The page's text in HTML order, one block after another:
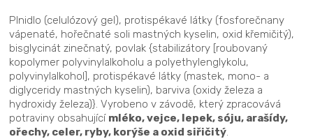
Plnidlo (celulózový gel), protispékavé látky (fosforečnany
vápenaté, hořečnaté soli mastných kyselin, oxid křemičitý),
bisglycinát zinečnatý, povlak {stabilizátory [roubovaný
kopolymer polyvinylalkoholu a polyethylenglykolu,
polyvinylalkohol], protispékavé látky (mastek, mono- a
diglyceridy mastných kyselin), barviva (oxidy železa a
hydroxidy železa)}. Vyrobeno v závodě, který zpracovává
potraviny obsahující mléko, vejce, lepek, sóju, arašídy,
ořechy, celer, ryby, korýše a oxid siřičitý